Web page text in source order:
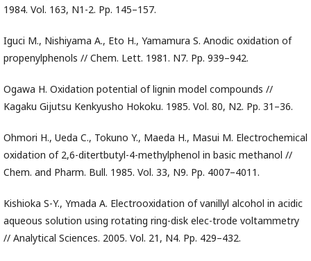
1984. Vol. 163, N1-2. Pp. 145–157.
Iguci M., Nishiyama A., Eto H., Yamamura S. Anodic oxidation of
propenylphenols // Chem. Lett. 1981. N7. Pp. 939–942.
Ogawa H. Oxidation potential of lignin model compounds //
Kagaku Gijutsu Kenkyusho Hokoku. 1985. Vol. 80, N2. Pp. 31–36.
Ohmori H., Ueda C., Tokuno Y., Maeda H., Masui M. Electrochemical
oxidation of 2,6-ditertbutyl-4-methylphenol in basic methanol //
Chem. and Pharm. Bull. 1985. Vol. 33, N9. Pp. 4007–4011.
Kishioka S-Y., Ymada A. Electrooxidation of vanillyl alcohol in acidic
aqueous solution using rotating ring-disk elec-trode voltammetry
// Analytical Sciences. 2005. Vol. 21, N4. Pp. 429–432.